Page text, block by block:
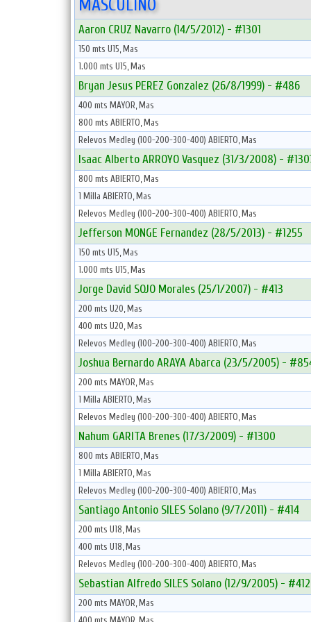
MASCULINO
Aaron CRUZ Navarro (14/5/2012) - #1301
150 mts U15, Mas
1.000 mts U15, Mas
Bryan Jesus PEREZ Gonzalez (26/8/1999) - #486
400 mts MAYOR, Mas
800 mts ABIERTO, Mas
Relevos Medley (100-200-300-400) ABIERTO, Mas
Isaac Alberto ARROYO Vasquez (31/3/2008) -
800 mts ABIERTO, Mas
1 Milla ABIERTO, Mas
Relevos Medley (100-200-300-400) ABIERTO, Mas
Jefferson MONGE Fernandez (28/5/2013) - #1255
150 mts U15, Mas
1.000 mts U15, Mas
Jorge David SOJO Morales (25/1/2007) - #413
200 mts U20, Mas
400 mts U20, Mas
Relevos Medley (100-200-300-400) ABIERTO, Mas
Joshua Bernardo ARAYA Abarca (23/5/2005) -
200 mts MAYOR, Mas
1 Milla ABIERTO, Mas
Relevos Medley (100-200-300-400) ABIERTO, Mas
Nahum GARITA Brenes (17/3/2009) - #1300
800 mts ABIERTO, Mas
1 Milla ABIERTO, Mas
Relevos Medley (100-200-300-400) ABIERTO, Mas
Santiago Antonio SILES Solano (9/7/2011) - #414
200 mts U18, Mas
400 mts U18, Mas
Relevos Medley (100-200-300-400) ABIERTO, Mas
Sebastian Alfredo SILES Solano (12/9/2005) - #412
200 mts MAYOR, Mas